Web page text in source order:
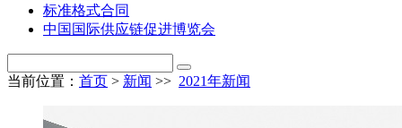
标准格式合同
中国国际供应链促进博览会
当前位置： 首页 > 新闻 >> 2021年新闻